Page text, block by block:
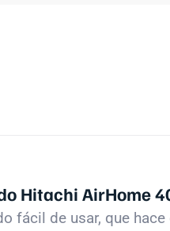
Hitachi AirHome
fácil de usar, que